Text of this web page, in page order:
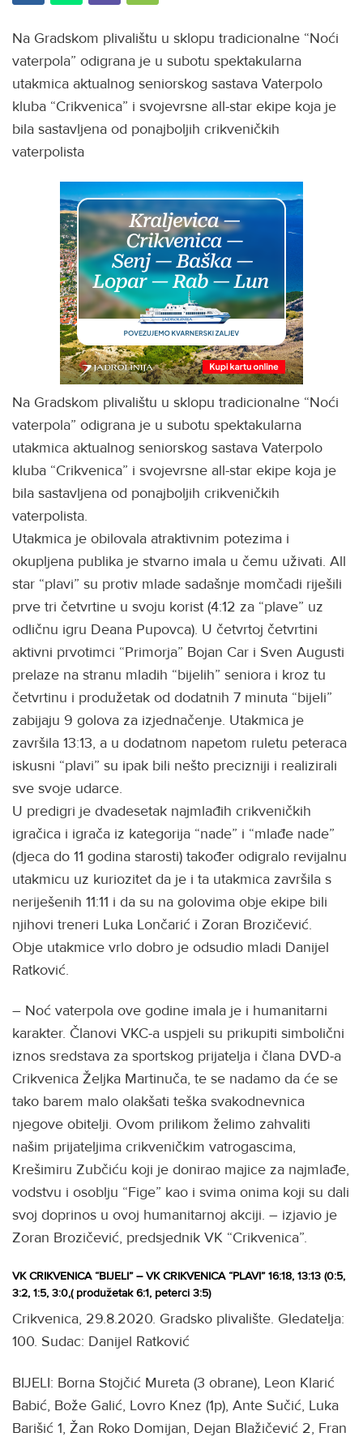
Na Gradskom plivalištu u sklopu tradicionalne “Noći
vaterpola” odigrana je u subotu spektakularna
utakmica aktualnog seniorskog sastava Vaterpolo
kluba “Crikvenica” i svojevrsne all-star ekipe koja je
bila sastavljena od ponajboljih crikveničkih
vaterpolista
Na Gradskom plivalištu u sklopu tradicionalne “Noći
vaterpola” odigrana je u subotu spektakularna
utakmica aktualnog seniorskog sastava Vaterpolo
kluba “Crikvenica” i svojevrsne all-star ekipe koja je
bila sastavljena od ponajboljih crikveničkih
vaterpolista.
Utakmica je obilovala atraktivnim potezima i
okupljena publika je stvarno imala u čemu uživati. All
star “plavi” su protiv mlade sadašnje momčadi riješili
prve tri četvrtine u svoju korist (4:12 za “plave” uz
odličnu igru Deana Pupovca). U četvrtoj četvrtini
aktivni prvotimci “Primorja” Bojan Car i Sven Augusti
prelaze na stranu mladih “bijelih” seniora i kroz tu
četvrtinu i produžetak od dodatnih 7 minuta “bijeli”
zabijaju 9 golova za izjednačenje. Utakmica je
završila 13:13, a u dodatnom napetom ruletu peteraca
iskusni “plavi” su ipak bili nešto precizniji i realizirali
sve svoje udarce.
U predigri je dvadesetak najmlađih crikveničkih
igračica i igrača iz kategorija “nade” i “mlađe nade”
(djeca do 11 godina starosti) također odigralo revijalnu
utakmicu uz kuriozitet da je i ta utakmica završila s
neriješenih 11:11 i da su na golovima obje ekipe bili
njihovi treneri Luka Lončarić i Zoran Brozičević.
Obje utakmice vrlo dobro je odsudio mladi Danijel
Ratković.
– Noć vaterpola ove godine imala je i humanitarni
karakter. Članovi VKC-a uspjeli su prikupiti simbolični
iznos sredstava za sportskog prijatelja i člana DVD-a
Crikvenica Željka Martinuča, te se nadamo da će se
tako barem malo olakšati teška svakodnevnica
njegove obitelji. Ovom prilikom želimo zahvaliti
našim prijateljima crikveničkim vatrogascima,
Krešimiru Zubčiću koji je donirao majice za najmlađe,
vodstvu i osoblju “Fige” kao i svima onima koji su dali
svoj doprinos u ovoj humanitarnoj akciji. – izjavio je
Zoran Brozičević, predsjednik VK “Crikvenica”.
VK CRIKVENICA “BIJELI” – VK CRIKVENICA “PLAVI” 16:18, 13:13 (0:5,
3:2, 1:5, 3:0,( produžetak 6:1, peterci 3:5)
Crikvenica, 29.8.2020. Gradsko plivalište. Gledatelja:
100. Sudac: Danijel Ratković
BIJELI: Borna Stojčić Mureta (3 obrane), Leon Klarić
Babić, Bože Galić, Lovro Knez (1p), Ante Sučić, Luka
Barišić 1, Žan Roko Domijan, Dejan Blažičević 2, Fran